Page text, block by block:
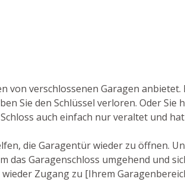
von verschlossenen Garagen
Sie den Schlüssel verloren. Oder
auch einfach nur veraltet und
die Garagentür wieder zu öffnen.
das Garagenschloss umgehend und
Zugang zu [Ihrem